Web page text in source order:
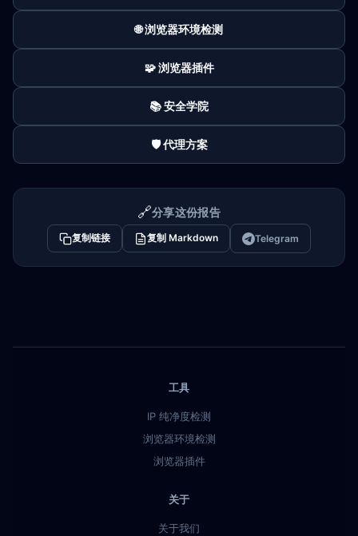
🌐 浏览器环境检测
🧩 浏览器插件
📚 安全学院
🛡️ 代理方案
🔗分享这份报告
复制链接 复制 Markdown Telegram
工具
IP 纯净度检测
浏览器环境检测
浏览器插件
关于
关于我们